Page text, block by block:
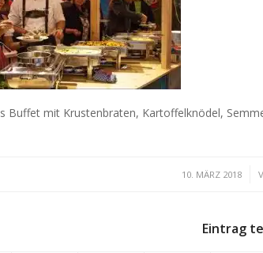
Buffet mit Krustenbraten, Kartoffelknödel,
10. MÄRZ 2018
/
Eintrag